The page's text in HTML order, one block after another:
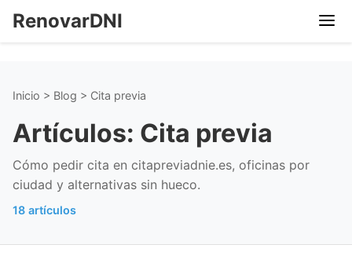
RenovarDNI
Inicio > Blog > Cita previa
Artículos: Cita previa
Cómo pedir cita en citapreviadnie.es, oficinas por
ciudad y alternativas sin hueco.
18 artículos